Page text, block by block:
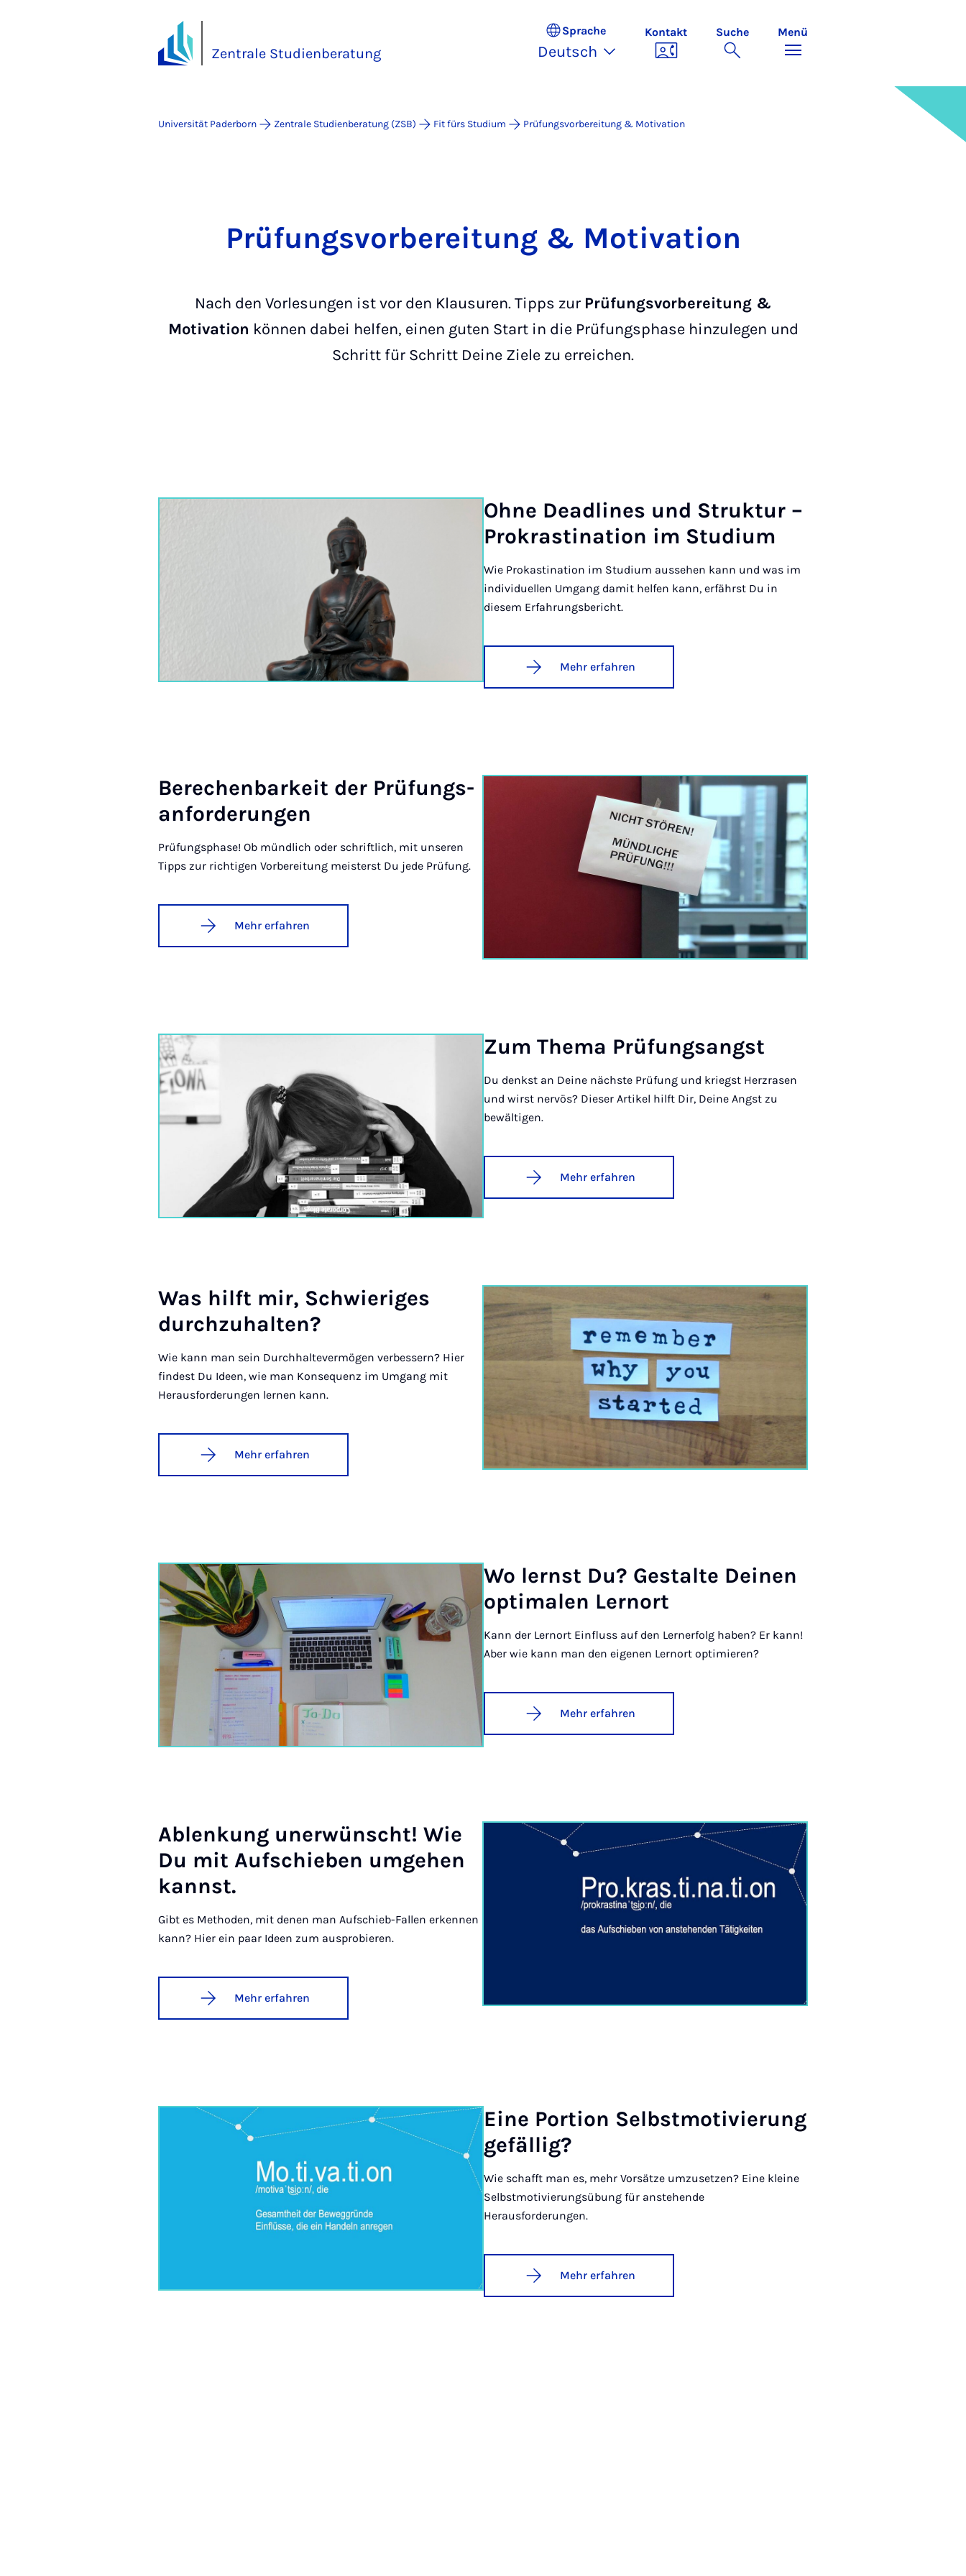
Zentrale Studienberatung
Sprache
Deutsch
Kontakt Suche Menü
Universität Paderborn Zentrale Studienberatung (ZSB) Fit fürs Studium Prüfungsvorbereitung & Motivation
Prüfungsvorbereitung & Motivation
Nach den Vorlesungen ist vor den Klausuren. Tipps zur Prüfungsvorbereitung &
Motivation können dabei helfen, einen guten Start in die Prüfungsphase hinzulegen und
Schritt für Schritt Deine Ziele zu erreichen.
Oh­ne Dead­li­nes und Struk­tur –
Pro­kras­ti­na­ti­on im Stu­di­um
Wie Prokastination im Studium aussehen kann und was im
individuellen Umgang damit helfen kann, erfährst Du in
diesem Erfahrungsbericht.
Mehr erfahren
Be­re­chen­bar­keit der Prü­fungs­
an­for­de­run­gen
Prüfungsphase! Ob mündlich oder schriftlich, mit unseren
Tipps zur richtigen Vorbereitung meisterst Du jede Prüfung.
Mehr erfahren
Zum The­ma Prü­fungs­angst
Du denkst an Deine nächste Prüfung und kriegst Herzrasen
und wirst nervös? Dieser Artikel hilft Dir, Deine Angst zu
bewältigen.
Mehr erfahren
Was hilft mir, Schwie­ri­ges
durch­zu­hal­ten?
Wie kann man sein Durchhaltevermögen verbessern? Hier
findest Du Ideen, wie man Konsequenz im Umgang mit
Herausforderungen lernen kann.
Mehr erfahren
Wo lernst Du? Ge­stal­te Dei­nen
op­ti­ma­len Lern­ort
Kann der Lernort Einfluss auf den Lernerfolg haben? Er kann!
Aber wie kann man den eigenen Lernort optimieren?
Mehr erfahren
Ab­len­kung un­er­wünscht! Wie
Du mit Auf­schie­ben um­ge­hen
kannst.
Gibt es Methoden, mit denen man Aufschieb-Fallen erkennen
kann? Hier ein paar Ideen zum ausprobieren.
Mehr erfahren
Ei­ne Por­ti­on Selbst­mo­ti­vie­rung
ge­fäl­lig?
Wie schafft man es, mehr Vorsätze umzusetzen? Eine kleine
Selbstmotivierungsübung für anstehende
Herausforderungen.
Mehr erfahren